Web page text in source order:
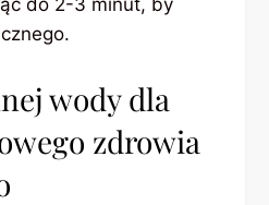
do 2-3 minut, by
wody dla
zdrowia